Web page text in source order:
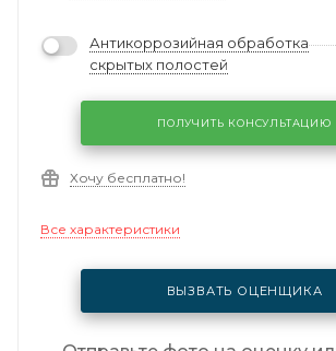
Антикоррозийная обработка
скрытых полостей
ПОЛУЧИТЬ КОНСУЛЬТАЦИЮ
Хочу бесплатно!
Все характеристики
ВЫЗВАТЬ ОЦЕНЩИКА